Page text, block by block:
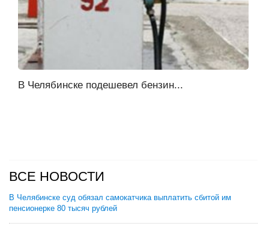
В Челябинске подешевел бензин...
ВСЕ НОВОСТИ
В Челябинске суд обязал самокатчика выплатить сбитой им
пенсионерке 80 тысяч рублей